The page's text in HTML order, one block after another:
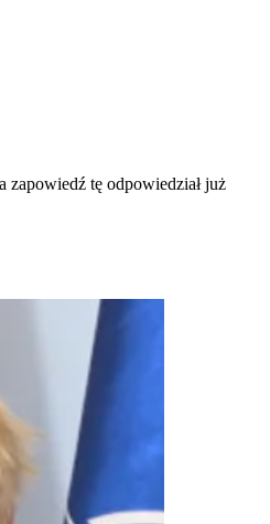
zapowiedź tę odpowiedział już